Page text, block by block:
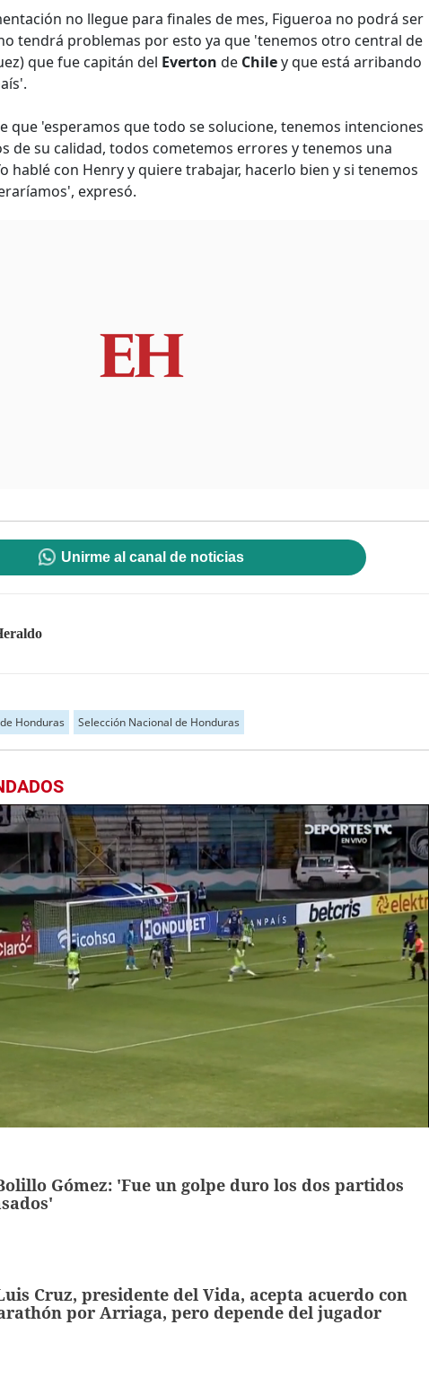
no llegue para finales de mes, Figueroa no podrá ser
tendrá problemas por esto ya que 'tenemos otro central de
que fue capitán del Everton de Chiley que está arribando
que 'esperamos que todo se solucione, tenemos intenciones
de su calidad, todos cometemos errores y tenemos una
hablé con Henry y quiere trabajar, hacerlo bien y si tenemos
expresó.
Unirme al canal de noticias
Honduras Selección Nacional de Honduras
Gómez: 'Fue un golpe duro los dos partidos
Cruz, presidente del Vida, acepta acuerdo con
por Arriaga, pero depende del jugador